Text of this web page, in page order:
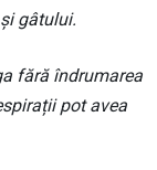
gâtului.
fără îndrumarea
pot avea